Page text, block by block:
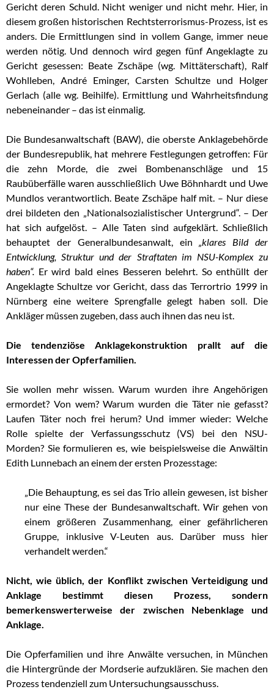
Gericht deren Schuld. Nicht weniger und nicht mehr. Hier, in
diesem großen historischen Rechtsterrorismus-Prozess, ist es
anders. Die Ermittlungen sind in vollem Gange, immer neue
werden nötig. Und dennoch wird gegen fünf Angeklagte zu
Gericht gesessen: Beate Zschäpe (wg. Mittäterschaft), Ralf
Wohlleben, André Eminger, Carsten Schultze und Holger
Gerlach (alle wg. Beihilfe). Ermittlung und Wahrheitsfindung
nebeneinander – das ist einmalig.
Die Bundesanwaltschaft (BAW), die oberste Anklagebehörde
der Bundesrepublik, hat mehrere Festlegungen getroffen: Für
die zehn Morde, die zwei Bombenanschläge und 15
Raubüberfälle waren ausschließlich Uwe Böhnhardt und Uwe
Mundlos verantwortlich. Beate Zschäpe half mit. – Nur diese
drei bildeten den „Nationalsozialistischer Untergrund“. – Der
hat sich aufgelöst. – Alle Taten sind aufgeklärt. Schließlich
behauptet der Generalbundesanwalt, ein„klares Bild der
Entwicklung, Struktur und der Straftaten im NSU-Komplex zu
haben“. Er wird bald eines Besseren belehrt. So enthüllt der
Angeklagte Schultze vor Gericht, dass das Terrortrio 1999 in
Nürnberg eine weitere Sprengfalle gelegt haben soll. Die
Ankläger müssen zugeben, dass auch ihnen das neu ist.
Die tendenziöse Anklagekonstruktion prallt auf die
Interessen der Opferfamilien.
Sie wollen mehr wissen. Warum wurden ihre Angehörigen
ermordet? Von wem? Warum wurden die Täter nie gefasst?
Laufen Täter noch frei herum? Und immer wieder: Welche
Rolle spielte der Verfassungsschutz (VS) bei den NSU-
Morden? Sie formulieren es, wie beispielsweise die Anwältin
Edith Lunnebach an einem der ersten Prozesstage:
„Die Behauptung, es sei das Trio allein gewesen, ist bisher
nur eine These der Bundesanwaltschaft. Wir gehen von
einem größeren Zusammenhang, einer gefährlicheren
Gruppe, inklusive V-Leuten aus. Darüber muss hier
verhandelt werden.“
Nicht, wie üblich, der Konflikt zwischen Verteidigung und
Anklage bestimmt diesen Prozess, sondern
bemerkenswerterweise der zwischen Nebenklage und
Anklage.
Die Opferfamilien und ihre Anwälte versuchen, in München
die Hintergründe der Mordserie aufzuklären. Sie machen den
Prozess tendenziell zum Untersuchungsausschuss.